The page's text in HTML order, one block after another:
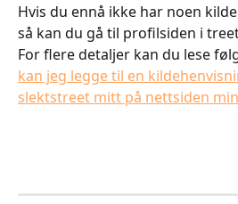
Hvis du ennå ikke har noen
så kan du gå til profilsiden i
For flere detaljer kan du lese
kan jeg legge til en
slektstreet mitt på nettsiden